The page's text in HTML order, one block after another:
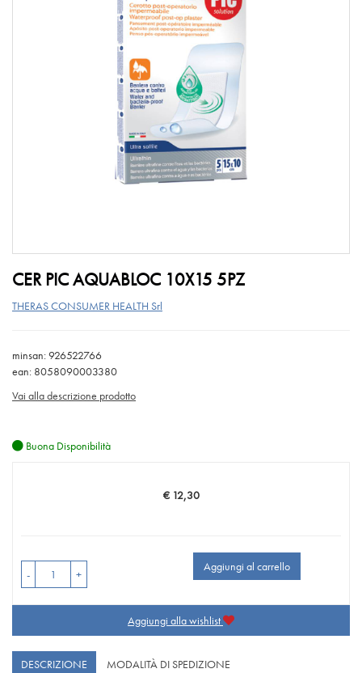
CER PIC AQUABLOC 10X15 5PZ
THERAS CONSUMER HEALTH Srl
minsan: 926522766
ean: 8058090003380
Vai alla descrizione prodotto
Buona Disponibilità
Prezzo
€ 12,30
- +
Aggiungi al carrello
Aggiungi alla wishlist
DESCRIZIONE
MODALITÀ DI SPEDIZIONE